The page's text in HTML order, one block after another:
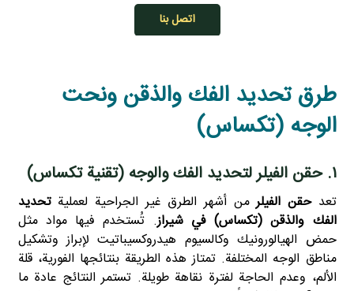
اتصل بنا
طرق تحديد الفك والذقن ونحت
الوجه (تكساس)
۱. حقن الفيلر لتحديد الفك والوجه (تقنية تكساس)
تعدحقن الفيلرمن أشهر الطرق غير الجراحية لعمليةتحديد
الفك والذقن (تكساس) في شيراز. تُستخدم فيها مواد مثل
حمض الهيالورونيك وكالسيوم هيدروكسيباتيت لإبراز وتشكيل
مناطق الوجه المختلفة. تمتاز هذه الطريقة بنتائجها الفورية، قلة
الألم، وعدم الحاجة لفترة نقاهة طويلة. تستمر النتائج عادة ما